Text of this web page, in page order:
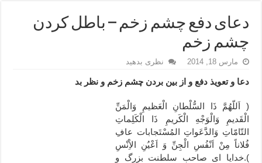
دعای مجرب برای رفع گرفتاری – ذکر قوی برای جلوگیری از اندوه و
دعا برای عاشق شدن طرف مقابل – عاشق کردن طرف مقابل از راه
دعای حفظ جان عزیزان از بلا در سفر – دعا برای رفع حوادث بد روزانه
دعای قوی برای حاجات دنیا و آخرت – حاجت روایی و رفع مشکلات
ختم سوره تکاثر برای جذب ثروت – خواص و برکات سوره تکاثر
دعا قدرت و توانمندی – دعا برای افزایش انرژی بدن و قدرت بازو
دعای دفع چشم زخم – باطل کردن
چشم زخم
مارس 18, 2014 نظری بدهید
دعا و تعويذ دفع و از بين بردن چشم زخم و نظر بد
( اَللّهُمَّ ذَا السُّلْطانِ الْعَظيمِ وَالْمَنِّ
الْقَديمِ وَالْوَجْهِ الْكَريمِ ذَا الْكَلِماتِ
التّامّاتِ وَالدَّعَواتِ المُسْتَجابات عافِ
فُلاناً مِنْ اَنْفُسِ الْجِنِّ وَ اَعْيُنِ الاِْنْسِ
).خدايا اى صاحب سلطنت بزرگ و